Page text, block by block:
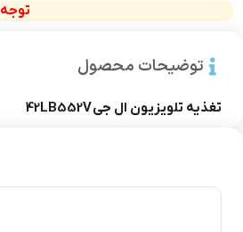
توجه
توضیحات محصول
تغذیه تلویزیون ال جی 42LB552V